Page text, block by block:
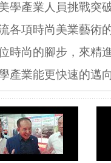
學產業人員挑戰突
各項時尚美業藝術
時尚的腳步，來精
產業能更快速的邁